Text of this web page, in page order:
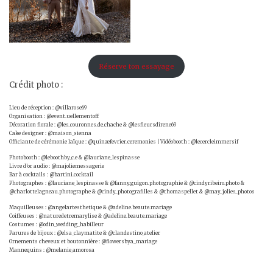
Réserve ton essayage
Crédit photo :
Lieu de réception : @villarose69
Organisation : @event.uellementoff
Décoration florale : @les_couronnes_de_chache & @lesfleursdirene69
Cake designer : @maison_sienna
Officiante de cérémonie laïque : @quinzefevrier.ceremonies | Vidéobooth : @lecercleimmersif
Photobooth : @leboothby_c.e & @lauriane_lespinasse
Livre d’or audio : @majoliemessagerie
Bar à cocktails : @bartini.cocktail
Photographes : @lauriane_lespinasse & @fanny.guigon.photographie & @cindyribeiro.photo &
@charlottelagneau.photographe & @cindy_photografilles & @thomaspellet & @may_jolies_photos
Maquilleuses : @angelartesthetique & @adeline.beaute.mariage
Coiffeuses : @naturedetremarylise & @adeline.beaute.mariage
Costumes : @odin_wedding_habilleur
Parures de bijoux : @elsa_claymatite & @clandestino_atelier
Ornements cheveux et boutonnière : @flowersbya_mariage
Mannequins : @melanie_amorosa